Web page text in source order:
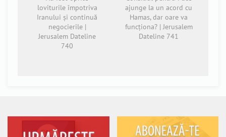
loviturile împotriva
Iranului și continuă
negocierile |
Jerusalem Dateline
740
ajunge la un acord cu
Hamas, dar oare va
funcționa? | Jerusalem
Dateline 741